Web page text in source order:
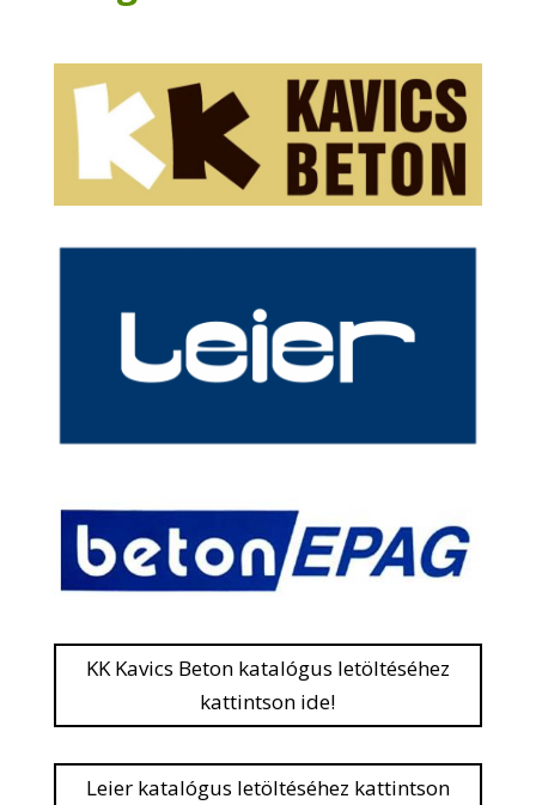
KK Kavics Beton katalógus letöltéséhez
kattintson ide!
Leier katalógus letöltéséhez kattintson